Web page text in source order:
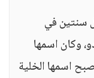
سنتين في
وكان اسمها
اسمها الخلية